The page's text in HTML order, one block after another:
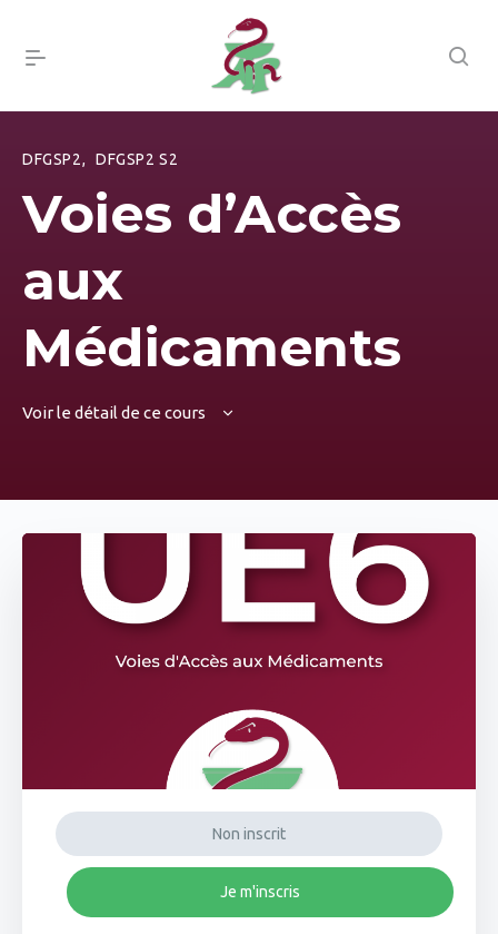
DFGSP2, DFGSP2 S2
Voies d’Accès
aux
Médicaments
Voir le détail de ce cours
Non inscrit
Je m'inscris